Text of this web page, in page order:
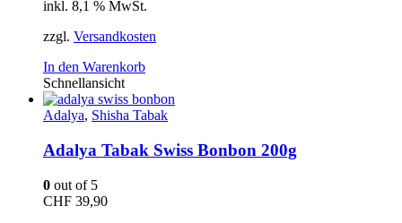
inkl. 8,1 % MwSt.
zzgl. Versandkosten
In den Warenkorb
Schnellansicht
Adalya, Shisha Tabak
Adalya Tabak Swiss Bonbon 200g
0 out of 5
CHF 39,90